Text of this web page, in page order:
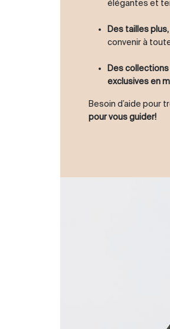
élégantes et
Des tailles
convenir à
Des
exclusives en
Besoin d’aide pour
pour vous guider!